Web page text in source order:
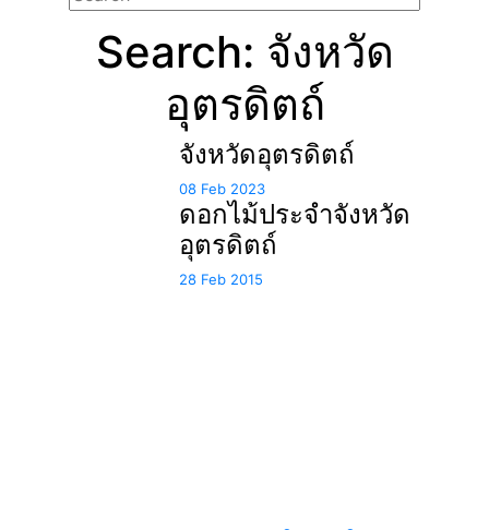
Search: จังหวัด
อุตรดิตถ์
จังหวัดอุตรดิตถ์
08 Feb 2023
ดอกไม้ประจำจังหวัด
อุตรดิตถ์
28 Feb 2015